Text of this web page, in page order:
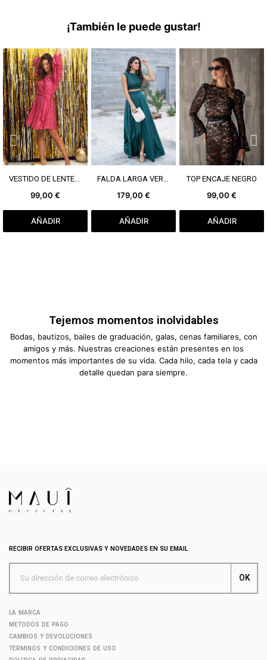
¡También le puede gustar!
VER MÁS
99,00 €
AÑADIR
VER MÁS
179,00 €
AÑADIR
VER MÁS
TOP ENCAJE NEGRO
99,00 €
AÑADIR
Tejemos momentos inolvidables
Bodas, bautizos, bailes de graduación, galas, cenas familiares, con
amigos y más. Nuestras creaciones están presentes en los
momentos más importantes de su vida. Cada hilo, cada tela y cada
detalle quedan para siempre.
RECIBIR OFERTAS EXCLUSIVAS Y NOVEDADES EN SU EMAIL
LA MARCA
METODOS DE PAGO
CAMBIOS Y DEVOLUCIONES
TERMINOS Y CONDICIONES DE USO